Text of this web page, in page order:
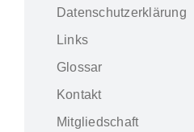
Datenschutzerklärung
Links
Glossar
Kontakt
Mitgliedschaft